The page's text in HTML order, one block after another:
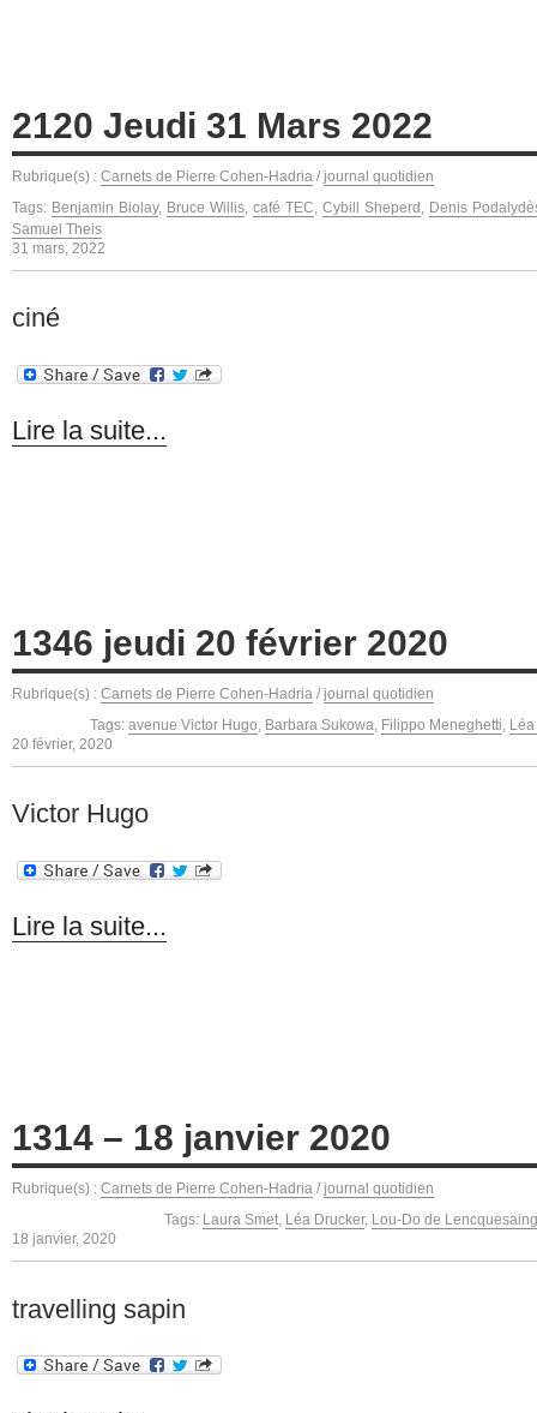
2120 Jeudi 31 Mars 2022
Rubrique(s) : Carnets de Pierre Cohen-Hadria / journal quotidien
Tags: Benjamin Biolay, Bruce Willis café TEC Cybill Sheperd
Denis
Samuel Theis
31 mars, 2022
ciné
Lire la suite...
1346 jeudi 20 février 2020
Rubrique(s) : Carnets de Pierre Cohen-Hadria / journal quotidien
Tags: avenue Victor Hugo Barbara Sukowa Filippo Meneghetti
20 février, 2020
Victor Hugo
Lire la suite...
1314 – 18 janvier 2020
Rubrique(s) : Carnets de Pierre Cohen-Hadria / journal quotidien
Tags: Laura Smet, Léa Drucker, Lou-Do de Lencquesaing
18 janvier, 2020
travelling sapin